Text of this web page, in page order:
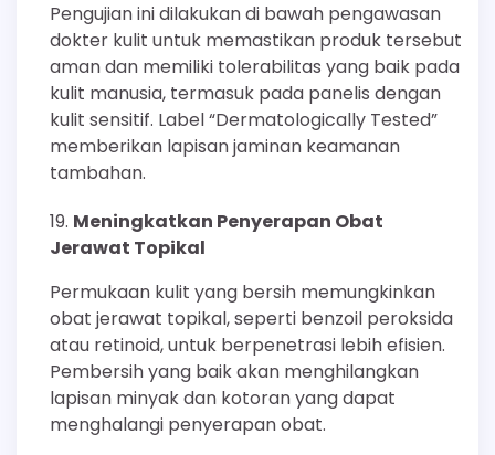
Pengujian ini dilakukan di bawah pengawasan
dokter kulit untuk memastikan produk tersebut
aman dan memiliki tolerabilitas yang baik pada
kulit manusia, termasuk pada panelis dengan
kulit sensitif. Label “Dermatologically Tested”
memberikan lapisan jaminan keamanan
tambahan.
Meningkatkan Penyerapan Obat
Jerawat Topikal
Permukaan kulit yang bersih memungkinkan
obat jerawat topikal, seperti benzoil peroksida
atau retinoid, untuk berpenetrasi lebih efisien.
Pembersih yang baik akan menghilangkan
lapisan minyak dan kotoran yang dapat
menghalangi penyerapan obat.